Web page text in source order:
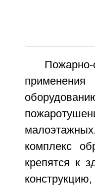
комплекс
крепятся к